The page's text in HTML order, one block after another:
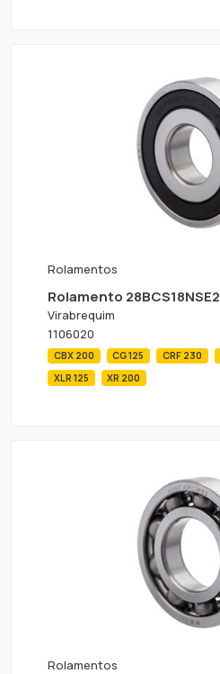
Rolamentos
Rolamento 28BCS18NSE2
Virabrequim
1106020
CBX 200 CG 125 CRF 230
XLR 125
XR 200
Rolamentos